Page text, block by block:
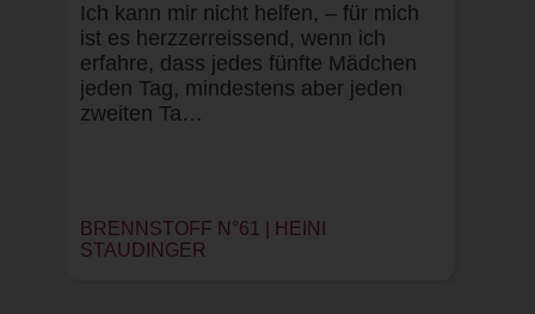
Ich kann mir nicht helfen, – für mich
ist es herzzerreissend, wenn ich
erfahre, dass jedes fünfte Mädchen
jeden Tag, mindestens aber jeden
zweiten Ta…
BRENNSTOFF N°61 |
HEINI
STAUDINGER